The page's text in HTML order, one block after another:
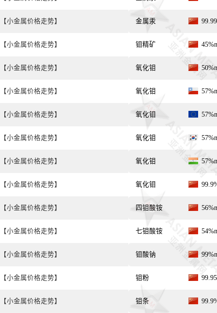
【小金属价格走势】
【小金属价格走势】
【小金属价格走势】
【小金属价格走势】
【小金属价格走势】
【小金属价格走势】
【小金属价格走势】
【小金属价格走势】
【小金属价格走势】
【小金属价格走势】
【小金属价格走势】
【小金属价格走势】
【小金属价格走势】
金属汞
钼精矿
氧化钼
氧化钼
氧化钼
氧化钼
氧化钼
氧化钼
四钼酸铵
七钼酸铵
钼酸钠
钼粉
钼条